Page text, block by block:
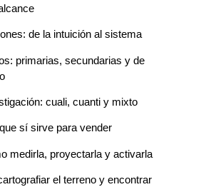
de la intuición al sistema
primarias, secundarias y de
cuali, cuanti y mixto
sí sirve para vender
medirla, proyectarla y activarla
el terreno y encontrar